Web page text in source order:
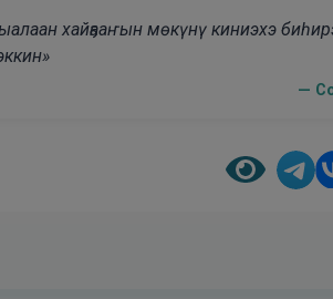
хайҕааҥын мөкүнү киниэхэ
—